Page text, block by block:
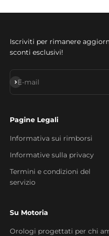
Iscriviti per rimanere
sconti esclusivi!
E-mail
Iscriviti alla newsletter
Pagine Legali
Informativa sui rimborsi
Informative sulla privacy
Termini e condizioni del
servizio
Su Motoria
Orologi progettati per chi